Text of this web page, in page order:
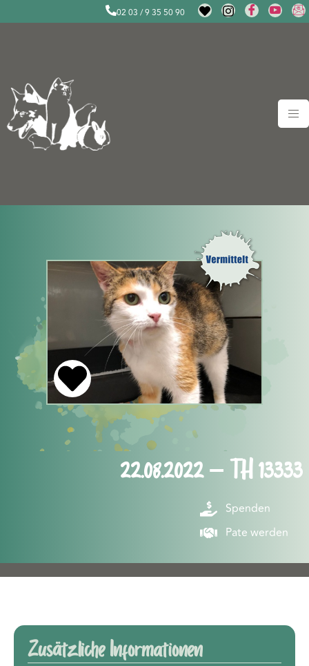
02 03 / 9 35 50 90
22.08.2022 – TH 13333
Spenden
Pate werden
Zusätzliche Informationen